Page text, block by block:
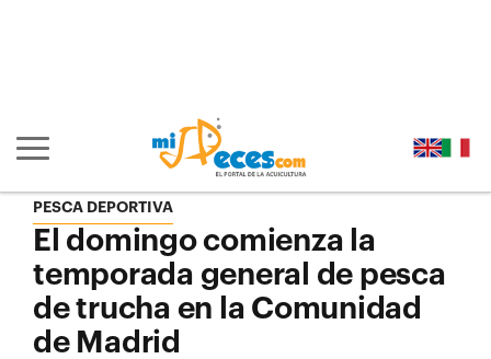
Mostrar/ocultar navegación principal
PESCA DEPORTIVA
El domingo comienza la
temporada general de pesca
de trucha en la Comunidad
de Madrid